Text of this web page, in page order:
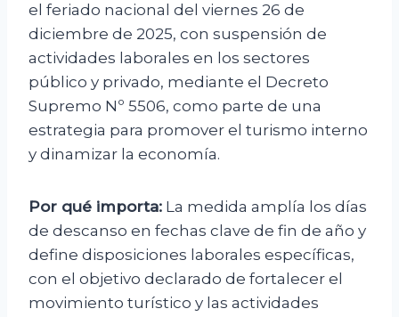
el feriado nacional del viernes 26 de
diciembre de 2025, con suspensión de
actividades laborales en los sectores
público y privado, mediante el Decreto
Supremo Nº 5506, como parte de una
estrategia para promover el turismo interno
y dinamizar la economía.
Por qué importa: La medida amplía los días
de descanso en fechas clave de fin de año y
define disposiciones laborales específicas,
con el objetivo declarado de fortalecer el
movimiento turístico y las actividades